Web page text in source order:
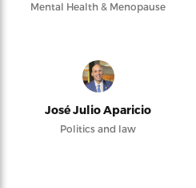
Mental Health & Menopause
José Julio Aparicio
Politics and law